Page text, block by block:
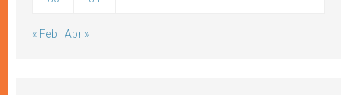
« Feb Apr »